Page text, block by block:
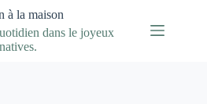
à la maison
dans le joyeux